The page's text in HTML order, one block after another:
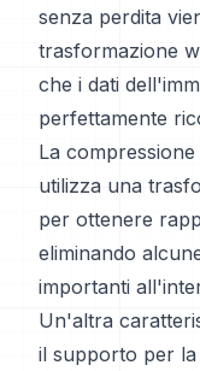
senza perdita
trasformazione
che i dati
perfettamente
La
utilizza una
per ottenere
eliminando
importanti
Un'altra
il supporto per la